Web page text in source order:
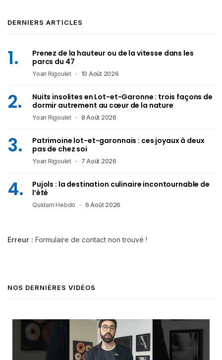
DERNIERS ARTICLES
Prenez de la hauteur ou de la vitesse dans les
parcs du 47
Yoan Rigoulet 10 Août 2026
Nuits insolites en Lot-et-Garonne : trois façons de
dormir autrement au cœur de la nature
Yoan Rigoulet 8 Août 2026
Patrimoine lot-et-garonnais : ces joyaux à deux
pas de chez soi
Yoan Rigoulet 7 Août 2026
Pujols : la destination culinaire incontournable de
l’été
Quidam Hebdo 6 Août 2026
Erreur : Formulaire de contact non trouvé !
NOS DERNIÈRES VIDÉOS